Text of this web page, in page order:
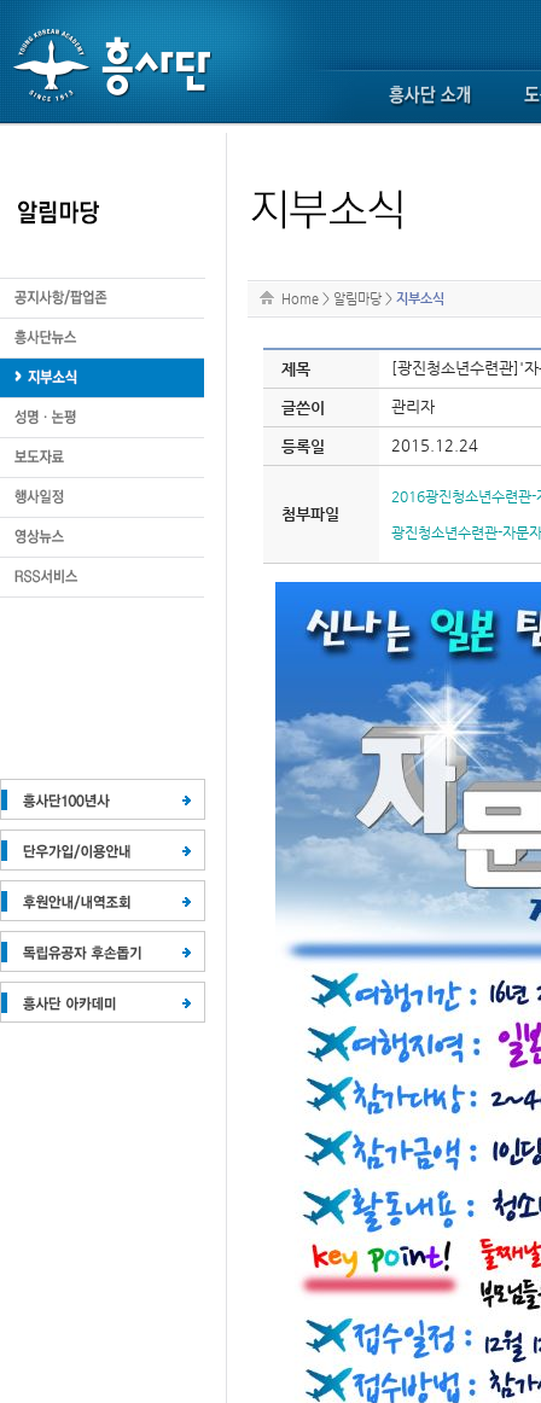
Home > 알림마당 > 지부소식
제목 [광진청소년수련관]'
글쓴이 관리자
등록일 2015.12.24
첨부파일
2016광진청소년수련관
광진청소년수련관-자문